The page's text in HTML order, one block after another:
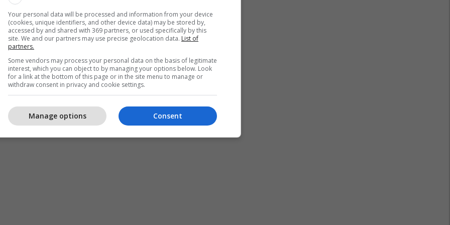
ndonëse është person publik biseda ka qenë
është i nxjerr nga konteksti, pasi ka komunikim
pas asaj pjesë. /Telegrafi/
Your personal data will be processed and information from your device
(cookies, unique identifiers, and other device data) may be stored by,
accessed by and shared with 369 partners, or used specifically by this
site. We and our partners may use precise geolocation data. List of
partners.
Some vendors may process your personal data on the basis of legitimate
interest, which you can object to by managing your options below. Look
for a link at the bottom of this page or in the site menu to manage or
withdraw consent in privacy and cookie settings.
Consent
Manage options